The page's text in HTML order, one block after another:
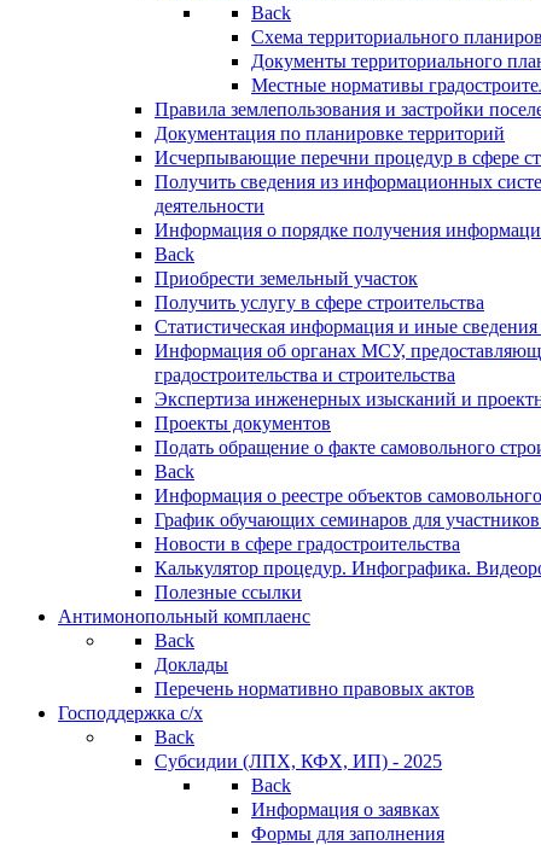
Back
Схема территориального
Документы территориального
Местные нормативы
Правила землепользования и застройки
Документация по планировке территорий
Исчерпывающие перечни процедур в сфере
Получить сведения из информационных
деятельности
Информация о порядке получения
Back
Приобрести земельный участок
Получить услугу в сфере строительства
Статистическая информация и иные сведения
Информация об органах МСУ,
градостроительства и строительства
Экспертиза инженерных изысканий и
Проекты документов
Подать обращение о факте самовольного
Back
Информация о реестре объектов
График обучающих семинаров для участников
Новости в сфере градостроительства
Калькулятор процедур. Инфографика.
Полезные ссылки
Антимонопольный комплаенс
Back
Доклады
Перечень нормативно правовых актов
Господдержка с/х
Back
Субсидии (ЛПХ, КФХ, ИП) - 2025
Back
Информация о заявках
Формы для заполнения